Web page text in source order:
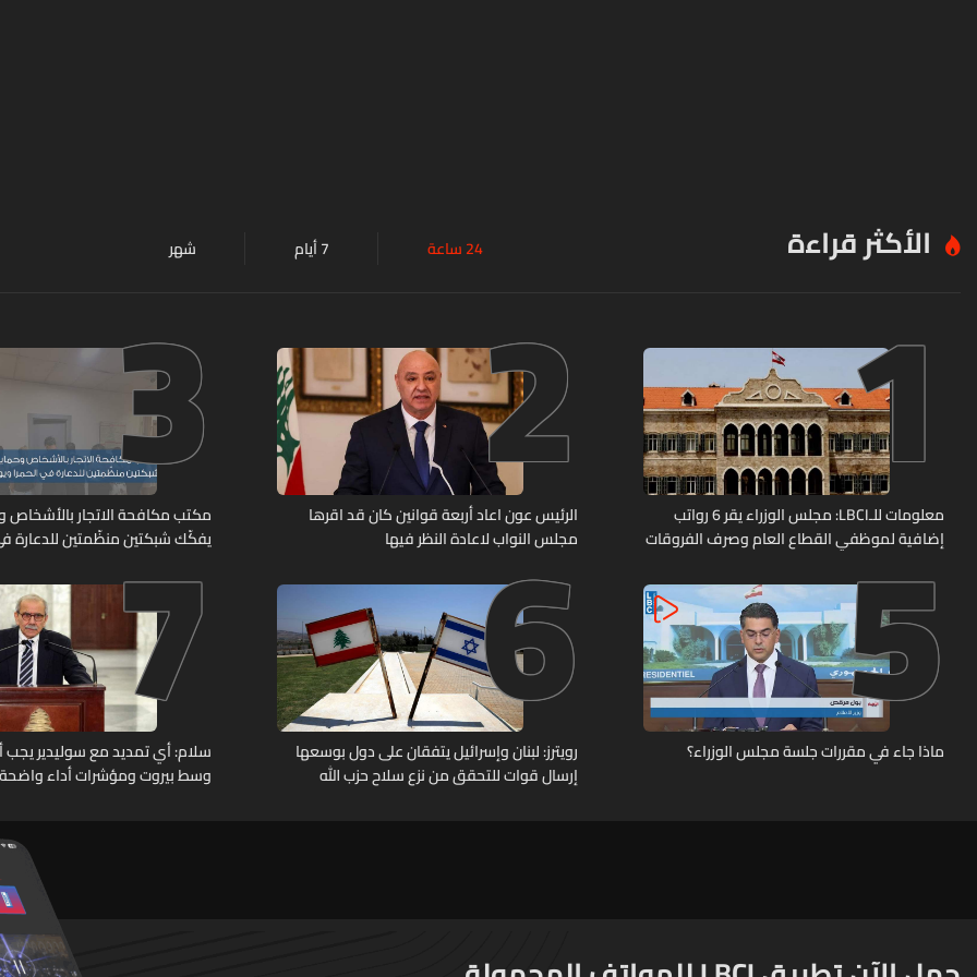
الأكثر قراءة 24 ساعة 7 أيام شهر 1
معلومات للـLBCI: مجلس الوزراء يقر 6 رواتب
إضافية لموظفي القطاع العام وصرف الفروقات
2
الرئيس عون اعاد أربعة قوانين كان قد اقرها
مجلس النواب لاعادة النظر فيها
3
مكتب مكافحة الاتجار بالأشخاص
يفكّك شبكتين منظّمتين للدعارة
5
ماذا جاء في مقررات جلسة مجلس الوزراء؟ 6
رويترز: لبنان وإسرائيل يتفقان على دول بوسعها
إرسال قوات للتحقق من نزع سلاح حزب الله
7
سلام: أي تمديد مع سوليدير يجب
وسط بيروت ومؤشرات أداء واضحة